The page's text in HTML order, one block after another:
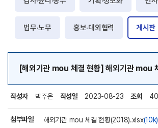
법무·노무 홍보·대외협력 게시판
[해외기관 mou 체결 현황] 해외기관 mou
작성자 박주은 작성일 2023-08-23 조회
첨부파일 해외기관 mou 체결 현황(2018).xlsx(10k)